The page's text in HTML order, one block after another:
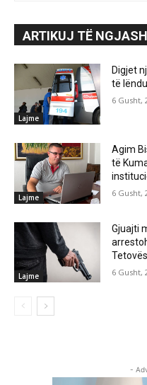
ARTIKUJ TË
Lajme
Digjet
të
6 Gusht,
Lajme
Agim
të
6 Gusht,
Lajme
Gjuajti
Tetovës
6 Gusht,
-